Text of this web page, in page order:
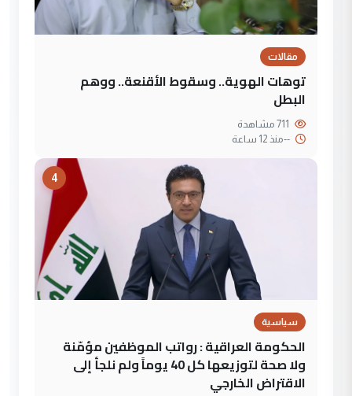
مقالات
توهات الهوية.. وسقوط الأقنعة.. ووهم
البطل
--منذ 12 ساعة
4
سياسية
الحكومة العراقية : رواتب الموظفين مؤمّنة
ولا صحة لتوزيعها كل 40 يوماً ولم نلجأ إلى
الاقتراض الخارجي